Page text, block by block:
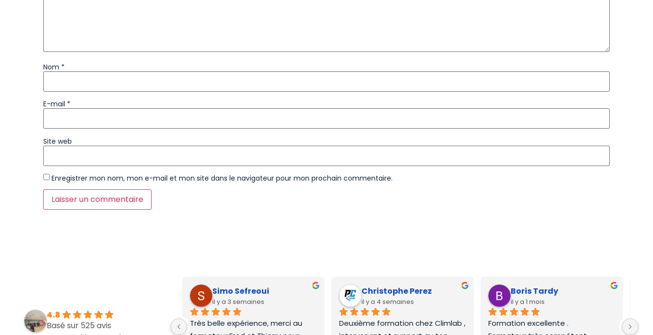
Nom *
E-mail *
Site web
Enregistrer mon nom, mon e-mail et mon site dans le navigateur pour mon prochain commentaire.
4.8
Basé sur 525 avis
Simo Sefreoui
il y a 3 semaines
Très belle expérience, merci au
Christophe Perez
il y a 4 semaines
Deuxième formation chez Climlab ,
Boris Tardy
il y a 1 mois
Formation excellente .